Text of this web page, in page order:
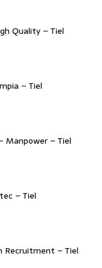
Quality – Tiel
– Tiel
Manpower – Tiel
– Tiel
Recruitment – Tiel